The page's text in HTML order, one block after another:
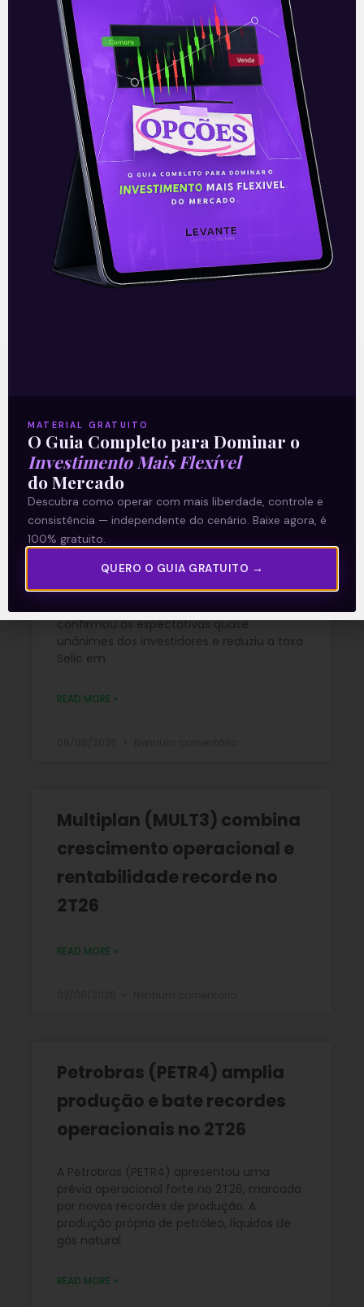
a Levante para tomar as melhores decisões
em seus investimentos!
Um abraço,
Rafael Bevilacqua
Acompanhe nossas Redes Sociais!
O conteúdo foi útil para você? Compartilhe!
você
Ouvindo o que o Copom não
disse
A reunião do Comitê de Política Monetária
confirmou as expectativas quase
unânimes dos investidores e reduziu a taxa
Selic em
READ MORE »
Multiplan (MULT3) combina
crescimento operacional e
rentabilidade recorde no
2T26
READ MORE »
Petrobras (PETR4) amplia
produção e bate recordes
operacionais no 2T26
A Petrobras (PETR4) apresentou uma
prévia operacional forte no 2T26, marcada
por novos recordes de produção. A
produção própria de petróleo, líquidos de
gás natural
READ MORE »
MATERIAL GRATUITO
O Guia Completo para Dominar o
Investimento Mais Flexível
do Mercado
Descubra como operar com mais liberdade, controle e
consistência — independente do cenário. Baixe agora, é
100% gratuito.
QUERO O GUIA GRATUITO →